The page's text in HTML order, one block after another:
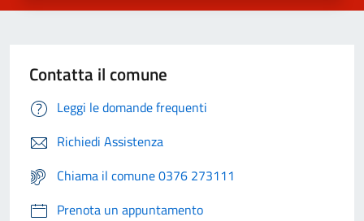
Contatta il comune
Leggi le domande frequenti
Richiedi Assistenza
Chiama il comune 0376 273111
Prenota un appuntamento